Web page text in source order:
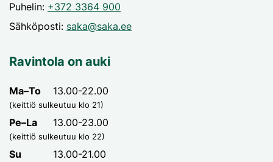
Puhelin: +372 3364 900
Sähköposti: saka@saka.ee
Ravintola on auki
Ma–To 13.00-22.00
(keittiö sulkeutuu klo 21)
Pe–La 13.00-23.00
(keittiö sulkeutuu klo 22)
Su 13.00-21.00